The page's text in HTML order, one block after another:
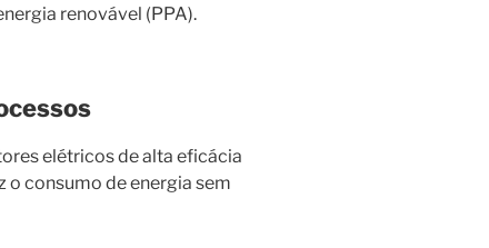
renovável (PPA).
elétricos de alta eficácia
o consumo de energia sem